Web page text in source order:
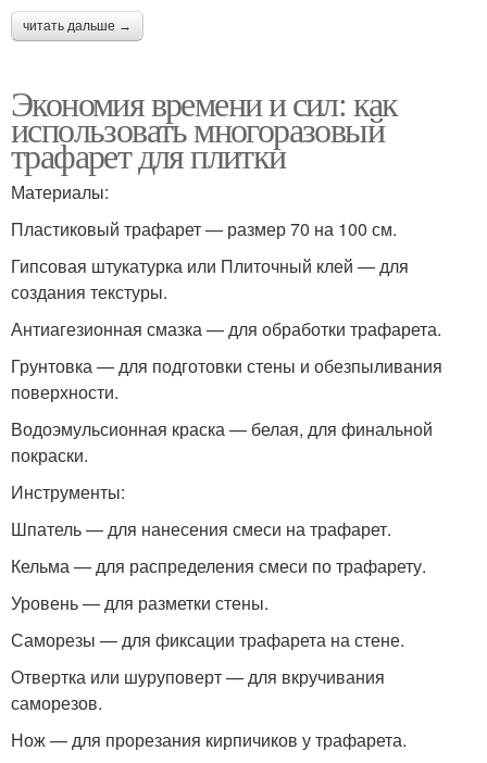
читать дальше →
Экономия времени и сил: как
использовать многоразовый
трафарет для плитки
Материалы:
Пластиковый трафарет — размер 70 на 100 см.
Гипсовая штукатурка или Плиточный клей — для
создания текстуры.
Антиагезионная смазка — для обработки трафарета.
Грунтовка — для подготовки стены и обезпыливания
поверхности.
Водоэмульсионная краска — белая, для финальной
покраски.
Инструменты:
Шпатель — для нанесения смеси на трафарет.
Кельма — для распределения смеси по трафарету.
Уровень — для разметки стены.
Саморезы — для фиксации трафарета на стене.
Отвертка или шуруповерт — для вкручивания
саморезов.
Нож — для прорезания кирпичиков у трафарета.